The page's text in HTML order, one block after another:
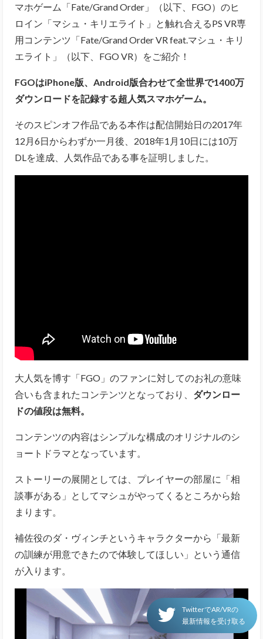
マホゲーム「Fate/Grand Order 」（以下、FGO）のヒ
ロイン「マシュ・キリエライト」と触れ合えるPS VR専
用コンテンツ「Fate/Grand Order VR feat.マシュ・キリ
エライト 」（以下、FGO VR）をご紹介！
FGOはiPhone版、Android版合わせて全世界で1400万
ダウンロードを記録する超人気スマホゲーム。
そのスピンオフ作品である本作は配信開始日の2017年
12月6日からわずか一月後、2018年1月10日には10万
DLを達成、人気作品である事を証明しました。
大人気を博す「FGO」のファンに対してのお礼の意味
合いも含まれたコンテンツとなっており、 ダウンロー
ドの値段は無料。
コンテンツの内容はシンプルな構成のオリジナルのシ
ョートドラマとなっています。
ストーリーの展開としては、プレイヤーの部屋に「相
談事がある」としてマシュがやってくるところから始
まります。
補佐役のダ・ヴィンチというキャラクターから「最新
の訓練が用意できたので体験してほしい」という通信
が入ります。
TwitterでAR/VRの
最新情報を受け取る